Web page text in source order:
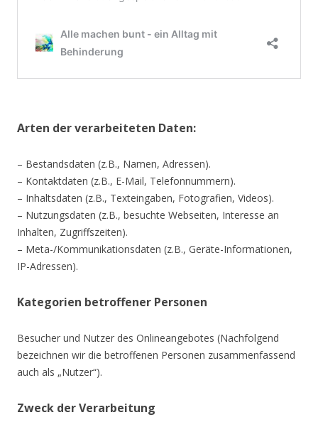
Arten der verarbeiteten Daten:
– Bestandsdaten (z.B., Namen, Adressen).
– Kontaktdaten (z.B., E-Mail, Telefonnummern).
– Inhaltsdaten (z.B., Texteingaben, Fotografien, Videos).
– Nutzungsdaten (z.B., besuchte Webseiten, Interesse an
Inhalten, Zugriffszeiten).
– Meta-/Kommunikationsdaten (z.B., Geräte-Informationen,
IP-Adressen).
Kategorien betroffener Personen
Besucher und Nutzer des Onlineangebotes (Nachfolgend
bezeichnen wir die betroffenen Personen zusammenfassend
auch als „Nutzer“).
Zweck der Verarbeitung